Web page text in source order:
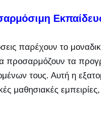
παρέχουν το
προσαρμόζουν τα
τους. Αυτή η
μαθησιακές